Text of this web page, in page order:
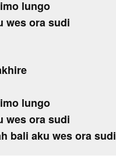
lungo
wes ora sudi
lungo
wes ora sudi
bali aku wes ora sudi